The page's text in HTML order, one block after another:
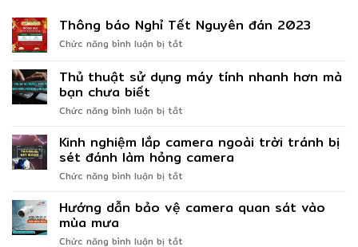
Thông báo Nghỉ Tết Nguyên đán 2023
Chức năng bình luận bị tắt
Nghỉ
2023
Thủ thuật sử dụng máy tính nhanh hơn mà
bạn chưa biết
Chức năng bình luận bị tắt
thuật
sử
dụng
nhanh
Kinh nghiệm lắp camera ngoài trời tránh bị
sét đánh làm hỏng camera
Chức năng bình luận bị tắt
nghiệm
lắp
Hướng dẫn bảo vệ camera quan sát vào
mùa mưa
Chức năng bình luận bị tắt